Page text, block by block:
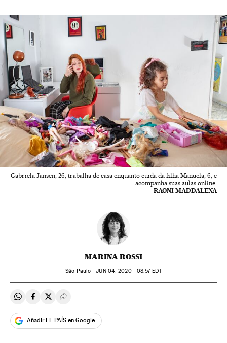
Gabriela Jansen, 26, trabalha de casa enquanto cuida da filha Manuela, 6, e
acompanha suas aulas online.
RAONI MADDALENA
MARINA ROSSI
São Paulo -JUN04, 2020 - 08:57EDT
Compartir en Whatsapp
Compartir en Facebook
Compartir en Twitter
Desplegar Redes Sociales
Añadir EL PAÍS en Google